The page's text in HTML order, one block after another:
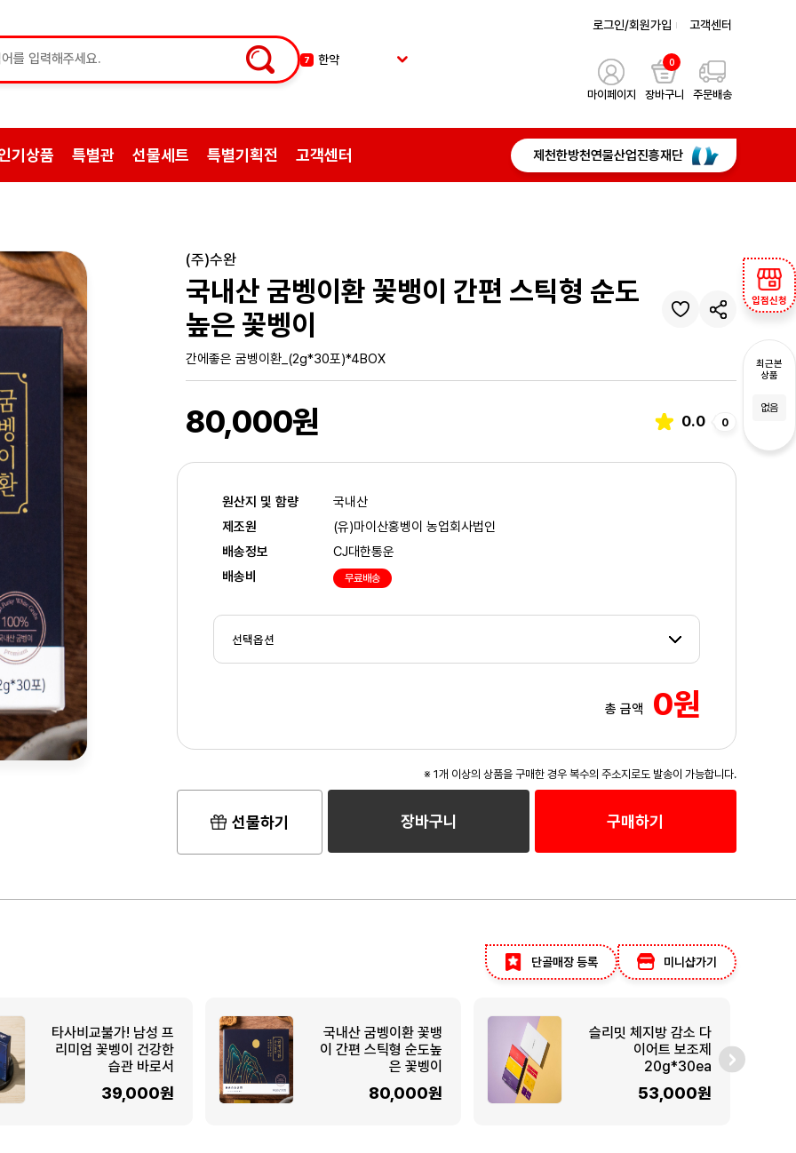
7 한약
10 선물
1 약초
2 쌍화탕
6 꿀
로그인/회원가입 고객센터
마이페이지
0
장바구니 주문배송
기상품 특별관 선물세트 특별기획전 고객센터 제천한방천연물산업진흥재단
입점신청
최근본
상품
없음
2/3 3/3
(주)수완
국내산 굼벵이환 꽃뱅이 간편 스틱형 순도
높은 꽃벵이
간에좋은 굼벵이환_(2g*30포)*4BOX
80,000원 0.0 0
원산지 및 함량
국내산
제조원
(유)마이산홍벵이 농업회사법인
배송정보
CJ대한통운
배송비
무료배송
총 금액 0원
※ 1개 이상의 상품을 구매한 경우 복수의 주소지로도 발송이 가능합니다.
선물하기 장바구니 구매하기
단골매장 등록 미니샵가기
타사비교불가! 남성 프
리미엄 꽃벵이 건강한
습관 바로서
39,000원
국내산 굼벵이환 꽃뱅
이 간편 스틱형 순도높
은 꽃벵이
80,000원
슬리밋 체지방 감소 다
이어트 보조제
20g*30ea
53,000원